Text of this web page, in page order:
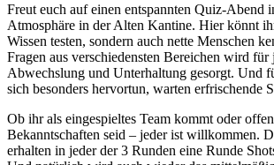
Freut euch auf einen entspannten Quiz-Abend
Atmosphäre in der Alten Kantine. Hier könnt
Wissen testen, sondern auch nette Menschen
Fragen aus verschiedensten Bereichen wird für
Abwechslung und Unterhaltung gesorgt. Und
sich besonders hervortun, warten erfrischende
Ob ihr als eingespieltes Team kommt oder
Bekanntschaften seid – jeder ist willkommen.
erhalten in jeder der 3 Runden eine Runde